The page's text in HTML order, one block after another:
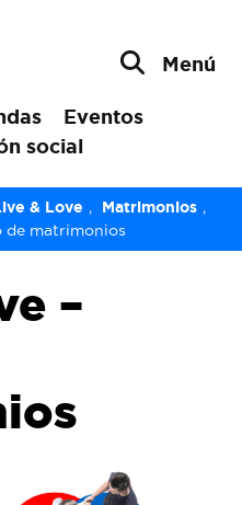
Eventos
social
Menú
& Love , Matrimonios ,
de matrimonios
–